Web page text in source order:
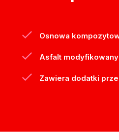
Osnowa
Asfalt
Zawiera dodatki